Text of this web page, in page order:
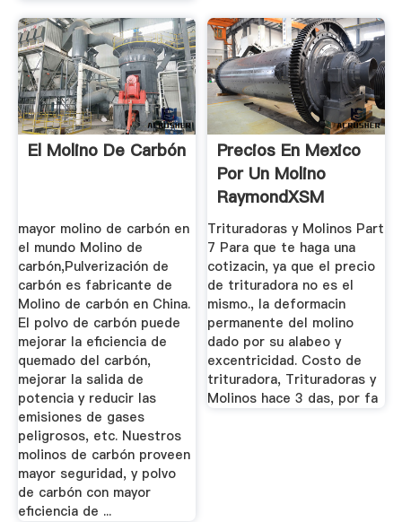
El Molino De Carbón
mayor molino de carbón en
el mundo Molino de
carbón,Pulverización de
carbón es fabricante de
Molino de carbón en China.
El polvo de carbón puede
mejorar la eficiencia de
quemado del carbón,
mejorar la salida de
potencia y reducir las
emisiones de gases
peligrosos, etc. Nuestros
molinos de carbón proveen
mayor seguridad, y polvo
de carbón con mayor
eficiencia de ...
Precios En Mexico
Por Un Molino
RaymondXSM
Trituradora De ...
Trituradoras y Molinos Part
7 Para que te haga una
cotizacin, ya que el precio
de trituradora no es el
mismo., la deformacin
permanente del molino
dado por su alabeo y
excentricidad. Costo de
trituradora, Trituradoras y
Molinos hace 3 das, por fa